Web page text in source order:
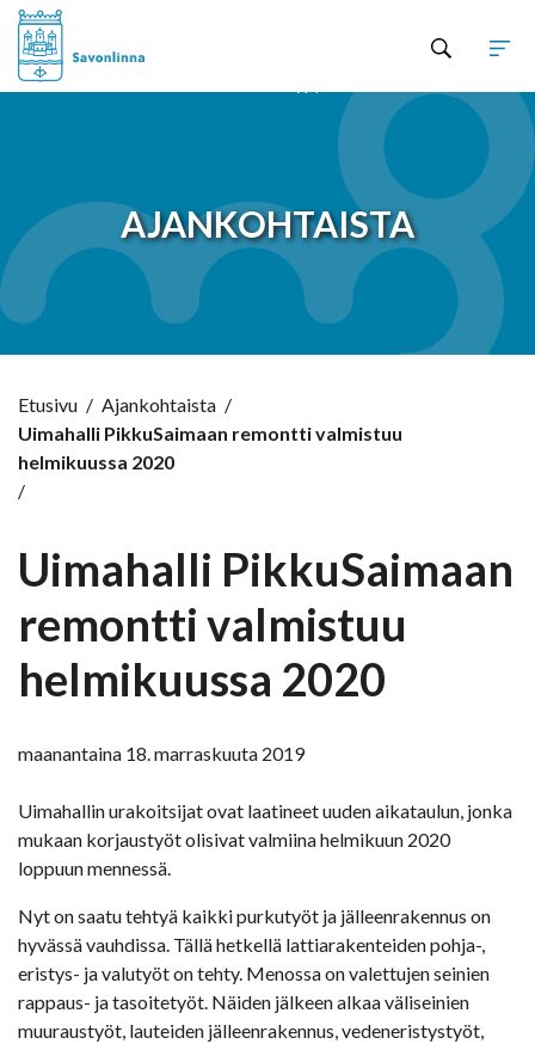
AJANKOHTAISTA
Etusivu / Ajankohtaista /
Uimahalli PikkuSaimaan remontti valmistuu
helmikuussa 2020
/
Uimahalli PikkuSaimaan
remontti valmistuu
helmikuussa 2020
maanantaina 18. marraskuuta 2019
Uimahallin urakoitsijat ovat laatineet uuden aikataulun, jonka
mukaan korjaustyöt olisivat valmiina helmikuun 2020
loppuun mennessä.
Nyt on saatu tehtyä kaikki purkutyöt ja jälleenrakennus on
hyvässä vauhdissa. Tällä hetkellä lattiarakenteiden pohja-,
eristys- ja valutyöt on tehty. Menossa on valettujen seinien
rappaus- ja tasoitetyöt. Näiden jälkeen alkaa väliseinien
muuraustyöt, lauteiden jälleenrakennus, vedeneristystyöt,